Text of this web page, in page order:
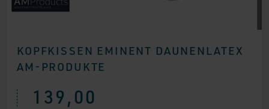
KOPFKISSEN EMINENT DAUNENLATEX
AM-PRODUKTE
139,00